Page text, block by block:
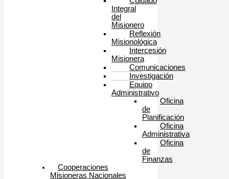
Integral
del
Misionero
Reflexión
Misionológica
Intercesión
Misionera
Comunicaciones
Investigación
Equipo
Administrativo
Oficina
de
Planificación
Oficina
Administrativa
Oficina
de
Finanzas
Cooperaciones
Misioneras Nacionales